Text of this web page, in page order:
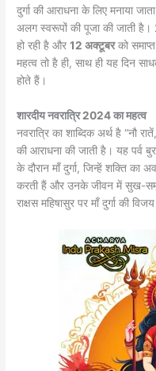
दुर्गा की आराधना के लिए मनाया
अलग स्वरूपों की पूजा की जाती है।
हो रही है और12अक्टूबरको
महत्व तो है ही, साथ ही यह दिन
होते हैं।
शारदीय नवरात्रि 2024 का महत्व
नवरात्रि का शाब्दिक अर्थ है “नौ
की आराधना की जाती है। यह पर्व
के दौरान माँ दुर्गा, जिन्हें शक्ति का
करती हैं और उनके जीवन में सुख-
राक्षस महिषासुर पर माँ दुर्गा की